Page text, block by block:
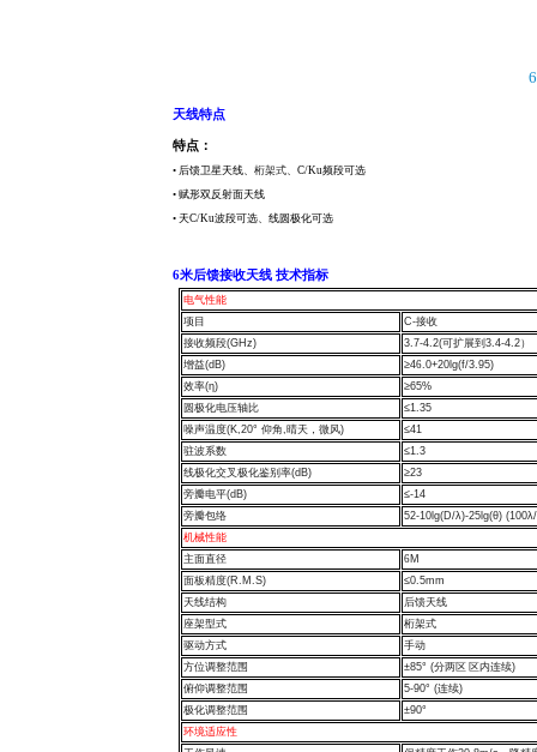
6
天线特点
特点：
• 后馈卫星天线、 桁架式、 C/Ku频段可选
• 赋形双反射面天线
• 天C/Ku波段可选、线圆极化可选
6米后馈接收天线 技术指标
电气性能
项目
C-接收
接收频段(GHz) 3.7-4.2(可扩展到3.4-4.2）
增益(dB) ≥46 .0+20lg(f/3.95)
效率(η)
≥65%
圆极化电压轴比
≤1.35
噪声温度(K,20°仰角 ,晴天，微风)
≤41
驻波系数
≤1.3
线极化交叉极化鉴别率(dB)
≥23
旁瓣电平(dB)
≤-14
旁瓣包络
52-10lg(D/λ)-25lg(θ)
机械性能
主面直径
6M
面板精度(R.M.S)
≤0.5mm
天线结构
后馈天线
座架型式
桁架式
驱动方式
手动
方位调整范围
±85° (分两区 区内连续)
俯仰调整范围
5-90° (连续)
极化调整范围
±90°
环境适应性